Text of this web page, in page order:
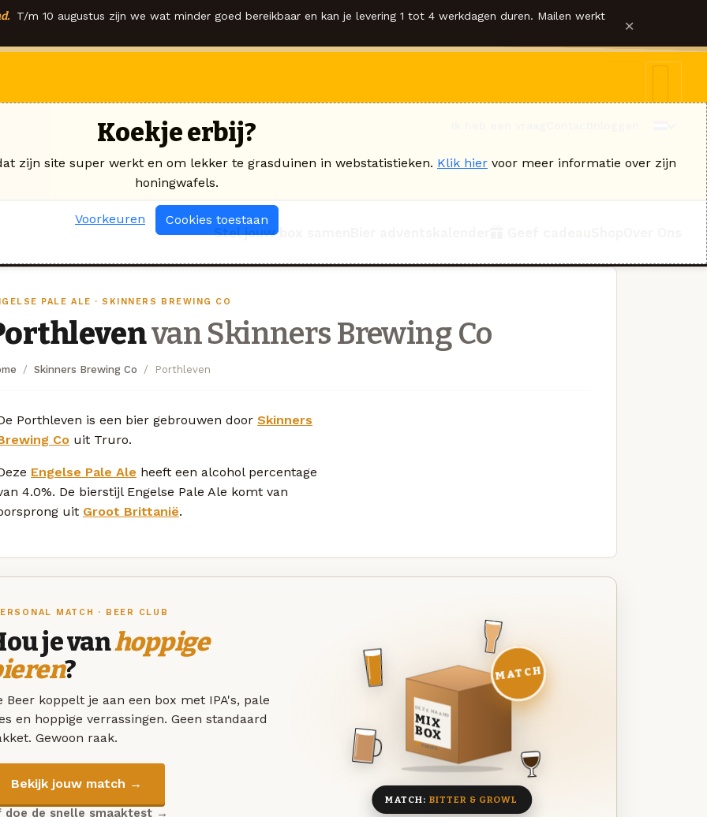
T/m 10 augustus zijn we wat minder goed bereikbaar en kan je levering 1 tot 4 werkdagen duren. Mailen werkt ×
Stel jouw box samen
PALE ALE · SKINNERS BREWING CO
van Skinners Brewing Co
Skinners Brewing Co Porthleven
Porthleven is een bier gebrouwen door Skinners
Co uit Truro.
Engelse Pale Ale heeft een alcohol percentage
4.0%. De bierstijl Engelse Pale Ale komt van
uit Groot Brittanië.
MATCH · BEER CLUB
je vanhoppige
?
Beer koppelt je aan een box met IPA's, pale
en hoppige verrassingen. Geen standaard
Gewoon raak.
Bekijk jouw match →
doe de snelle smaaktest →
DEZE MAAND
MIX
BOX
8 BIEREN
MATCH
MATCH: BITTER & GROWL
Koekje erbij?
zijn site super werkt en om lekker te grasduinen in webstatistieken. Klik hier voor meer informatie over zijn
honingwafels.
Voorkeuren Cookies toestaan